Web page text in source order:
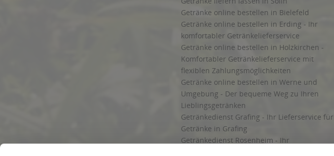
Getränke online bestellen in Bielefeld
Getränke online bestellen in Erding - Ihr
komfortabler Getränkelieferservice
Getränke online bestellen in Holzkirchen -
Komfortabler Getränkelieferservice mit
flexiblen Zahlungsmöglichkeiten
Getränke online bestellen in Werne und
Umgebung - Der bequeme Weg zu Ihren
Lieblingsgetränken
Getränkedienst Grafing - Ihr Lieferservice für
Getränke in Grafing
Getränkedienst Rosenheim - Ihr